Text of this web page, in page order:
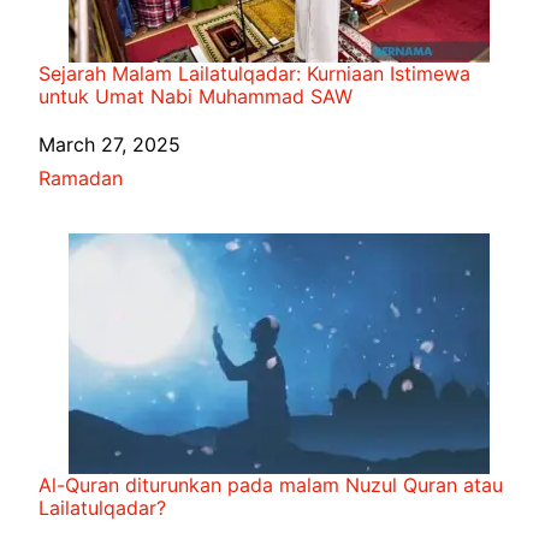
Sejarah Malam Lailatulqadar: Kurniaan Istimewa
untuk Umat Nabi Muhammad SAW
Date
March 27, 2025
In relation to
Ramadan
Al-Quran diturunkan pada malam Nuzul Quran atau
Lailatulqadar?